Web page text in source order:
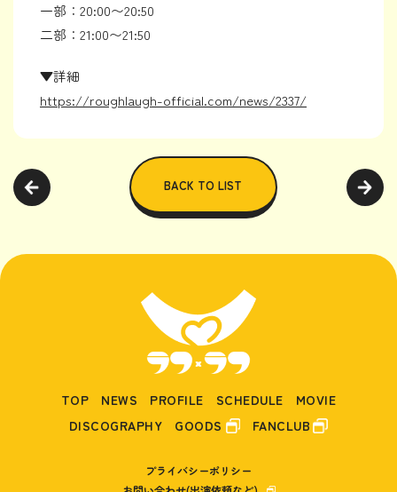
一部：20:00〜20:50
二部：21:00〜21:50
▼詳細
https://roughlaugh-official.com/news/2337/
BACK TO LIST
TOP NEWS PROFILE SCHEDULE
MOVIE
DISCOGRAPHY
GOODS FANCLUB
プライバシーポリシー